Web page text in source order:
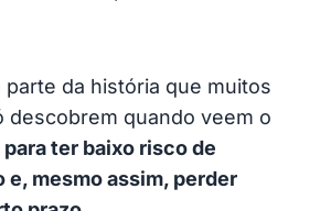
parte da história que muitos
descobrem quando veem o
para ter baixo risco de
mesmo assim, perder